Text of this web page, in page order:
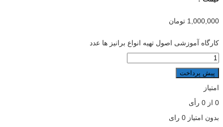
1,000,000 تومان
کارگاه آموزشی اصول تهیه انواع برانیز ها عدد
پیش پرداخت
امتیاز
0 از 0 رأی
بدون امتیاز 0 رای